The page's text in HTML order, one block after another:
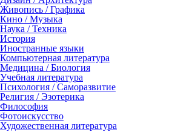
Живопись / Графика
Кино / Музыка
Наука / Техника
История
Иностранные языки
Компьютерная литература
Медицина / Биология
Учебная литература
Психология / Саморазвитие
Религия / Эзотерика
Философия
Фотоискусство
Художественная литература